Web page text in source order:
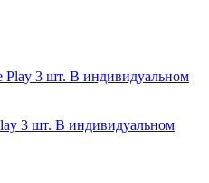
3 шт. В индивидуальном